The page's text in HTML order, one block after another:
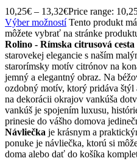
10,25€ – 13,32€Price range:
Výber možnostíTento produkt
môžete vybrať na stránke
Rolino - Rímska citrusová cesta
starovekej elegancie s naším
starorímsky motív citrónov na
jemný a elegantný obraz. Na
ozdobný motív, ktorý pridáva
na dekorácii okrajov vankúša
vankúš je spojením luxusu,
prinesie do vášho domova
Návliečka je krásnym a
ponuke je návliečka, ktorú si
doma alebo dať do košíka